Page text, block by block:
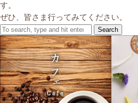
す。
ぜひ、皆さま行ってみてください。
Search